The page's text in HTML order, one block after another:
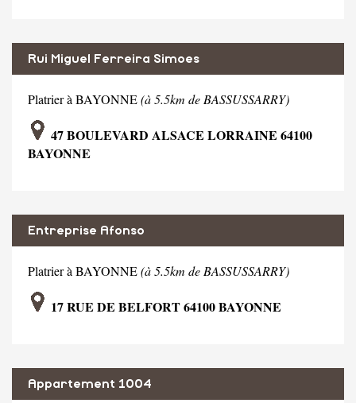
Rui Miguel Ferreira Simoes
Platrier à BAYONNE(à 5.5km de BASSUSSARRY)
47 BOULEVARD ALSACE LORRAINE 64100
BAYONNE
Entreprise Afonso
Platrier à BAYONNE(à 5.5km de BASSUSSARRY)
17 RUE DE BELFORT 64100 BAYONNE
Appartement 1004